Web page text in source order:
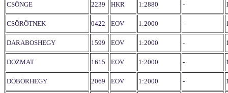
CSÖNGE 2239 HKR 1:2880 -
CSÖRÖTNEK 0422 EOV 1:2000 -
DARABOSHEGY 1599 EOV 1:2000 -
DOZMAT 1615 EOV 1:2000 -
DÖBÖRHEGY 2069 EOV 1:2000 -